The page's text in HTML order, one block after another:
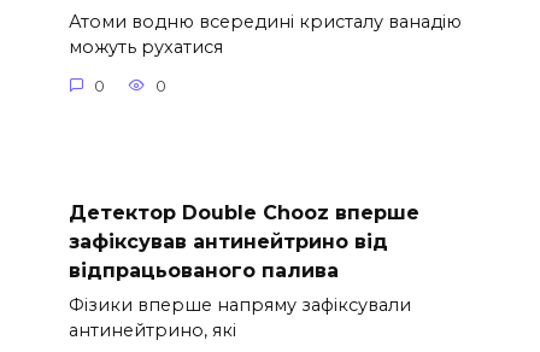
Атоми водню всередині кристалу ванадію
можуть рухатися
0 0
Детектор Double Chooz вперше
зафіксував антинейтрино від
відпрацьованого палива
Фізики вперше напряму зафіксували
антинейтрино, які